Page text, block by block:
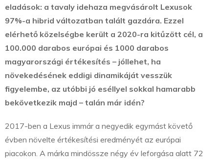
eladások: a tavaly idehaza megvásárolt Lexusok
97%-a hibrid változatban talált gazdára. Ezzel
elérhető közelségbe került a 2020-ra kitűzött cél, a
100.000 darabos európai és 1000 darabos
magyarországi értékesítés – jóllehet, ha
növekedésének eddigi dinamikáját vesszük
figyelembe, az utóbbi jó eséllyel sokkal hamarabb
bekövetkezik majd – talán már idén?
2017-ben a Lexus immár a negyedik egymást követő
évben növelte értékesítési eredményét az európai
piacokon. A márka mindössze négy év leforgása alatt 72